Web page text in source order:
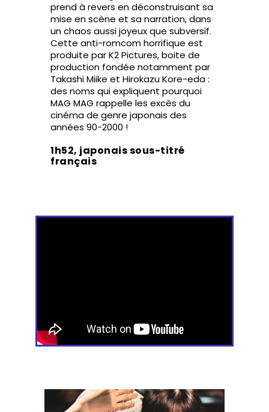
prend à revers en déconstruisant sa
mise en scène et sa narration, dans
un chaos aussi joyeux que subversif.
Cette anti-romcom horrifique est
produite par K2 Pictures, boite de
production fondée notamment par
Takashi Miike et Hirokazu Kore-eda :
des noms qui expliquent pourquoi
MAG MAG rappelle les excès du
cinéma de genre japonais des
années 90-2000 !
1h52, japonais sous-titré
français